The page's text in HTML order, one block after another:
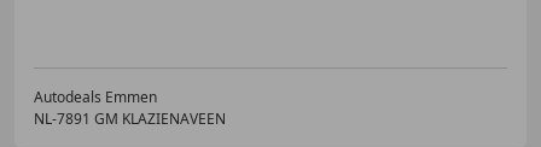
Autodeals Emmen
NL-7891 GM KLAZIENAVEEN